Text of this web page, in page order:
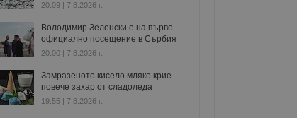
20:09 | 7.8.2026 г.
Володимир Зеленски е на първо
официално посещение в Сърбия
20:00 | 7.8.2026 г.
Замразеното кисело мляко крие
повече захар от сладоледа
19:55 | 7.8.2026 г.